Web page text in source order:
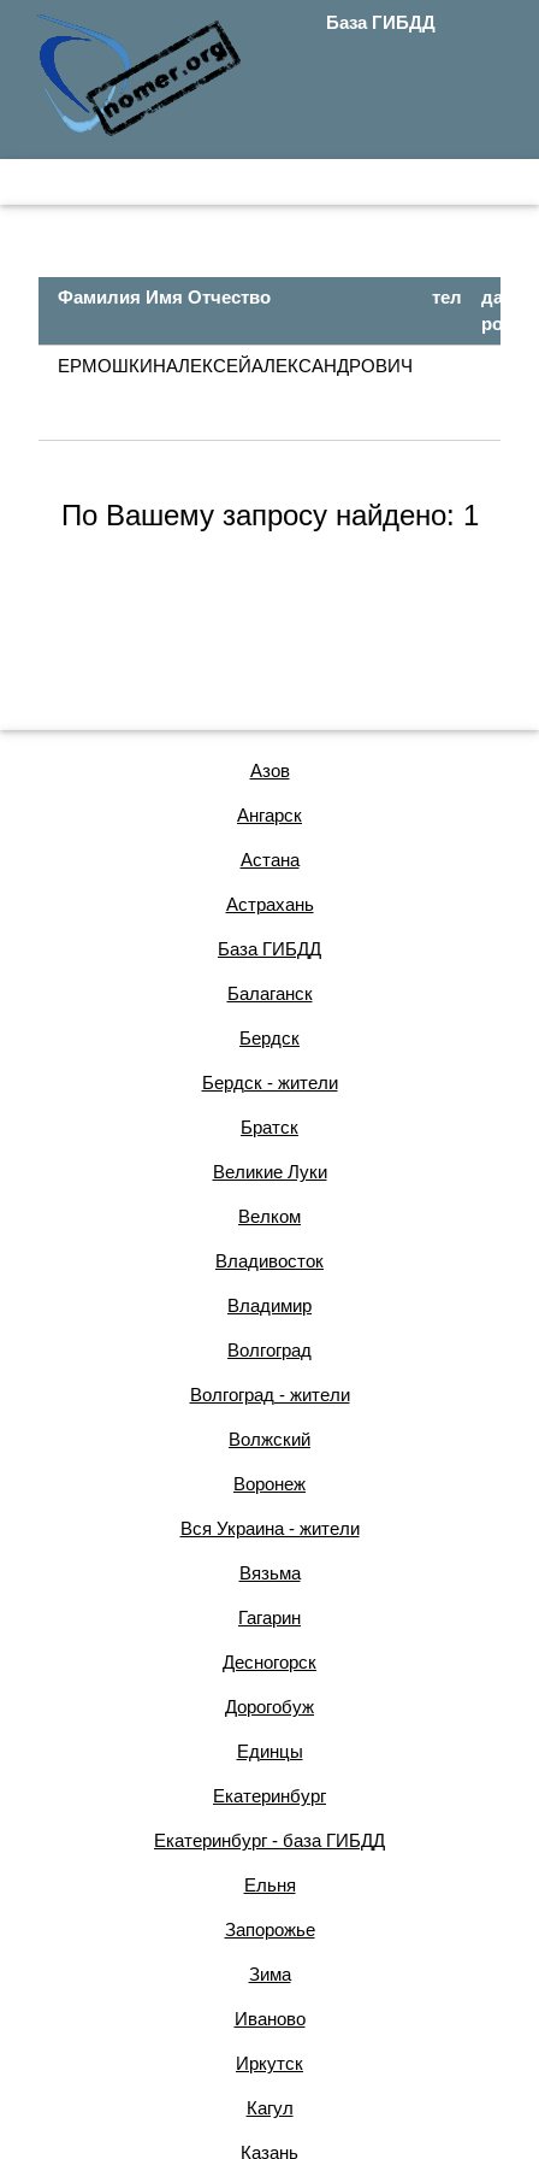
База ГИБДД
Фамилия Имя Отчество тел
дата
рожд.
ЕРМОШКИНАЛЕКСЕЙАЛЕКСАНДРОВИЧ
По Вашему запросу найдено: 1
Азов
Ангарск
Астана
Астрахань
База ГИБДД
Балаганск
Бердск
Бердск - жители
Братск
Великие Луки
Велком
Владивосток
Владимир
Волгоград
Волгоград - жители
Волжский
Воронеж
Вся Украина - жители
Вязьма
Гагарин
Десногорск
Дорогобуж
Единцы
Екатеринбург
Екатеринбург - база ГИБДД
Ельня
Запорожье
Зима
Иваново
Иркутск
Кагул
Казань